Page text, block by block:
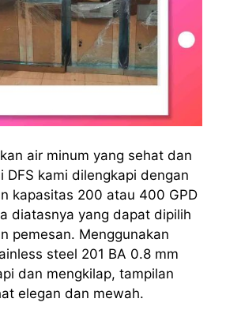
air minum yang sehat dan
DFS kami dilengkapi dengan
kapasitas 200 atau 400 GPD
diatasnya yang dapat dipilih
pemesan. Menggunakan
steel 201 BA 0.8 mm
dan mengkilap, tampilan
elegan dan mewah.